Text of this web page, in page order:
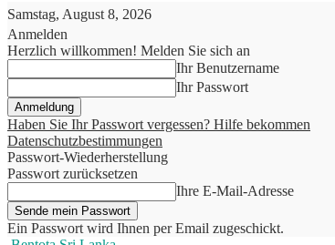
Samstag, August 8, 2026
Anmelden
Herzlich willkommen! Melden Sie sich an
Ihr Benutzername
Ihr Passwort
Haben Sie Ihr Passwort vergessen? Hilfe bekommen
Datenschutzbestimmungen
Passwort-Wiederherstellung
Passwort zurücksetzen
Ihre E-Mail-Adresse
Ein Passwort wird Ihnen per Email zugeschickt.